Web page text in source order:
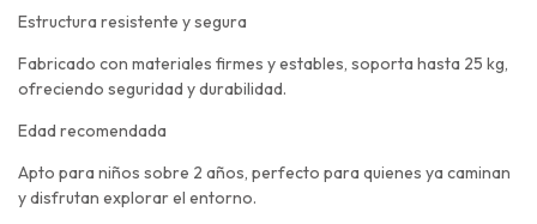
Estructura resistente y segura
Fabricado con materiales firmes y estables, soporta hasta 25 kg,
ofreciendo seguridad y durabilidad.
Edad recomendada
Apto para niños sobre 2 años, perfecto para quienes ya caminan
y disfrutan explorar el entorno.